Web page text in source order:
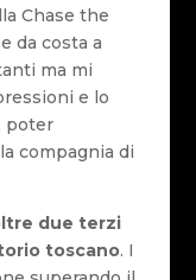
Chase the
da costa a
ma mi
e lo
poter
compagnia di
due terzi
toscano. I